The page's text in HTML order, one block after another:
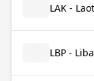
LAK -
LBP -